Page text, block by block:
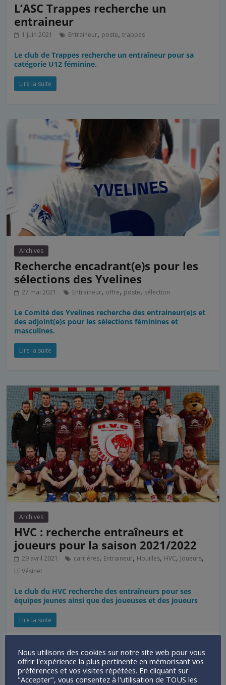
L’ASC Trappes recherche un
entraineur
1 juin 2021 Entraineur, poste,trappes
Le club de Trappes recherche un entraîneur pour sa
catégorie U12 féminine.
Lire la suite
Archives
Recherche encadrant(e)s pour les
sélections des Yvelines
27 mai 2021 Entraineur, offre, poste, sélection
Le Comité des Yvelines recherche des entraineur(e)s et
des adjoint(e)s pour les sélections féminines et
masculines.
Lire la suite
Archives
HVC : recherche entraîneurs et
joueurs pour la saison 2021/2022
29 avril 2021 carrières, Entraineur, Houilles, HVC, Joueurs,
LE Vésinet
Le club du HVC recherche des entraîneurs pour ses
équipes jeunes ainsi que des joueuses et des joueurs
Lire la suite
Nous utilisons des cookies sur notre site web pour vous
offrir l'expérience la plus pertinente en mémorisant vos
préférences et vos visites répétées. En cliquant sur
"Accepter", vous consentez à l'utilisation de TOUS les